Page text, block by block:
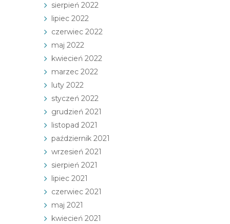
sierpień 2022
lipiec 2022
czerwiec 2022
maj 2022
kwiecień 2022
marzec 2022
luty 2022
styczeń 2022
grudzień 2021
listopad 2021
październik 2021
wrzesień 2021
sierpień 2021
lipiec 2021
czerwiec 2021
maj 2021
kwiecień 2021